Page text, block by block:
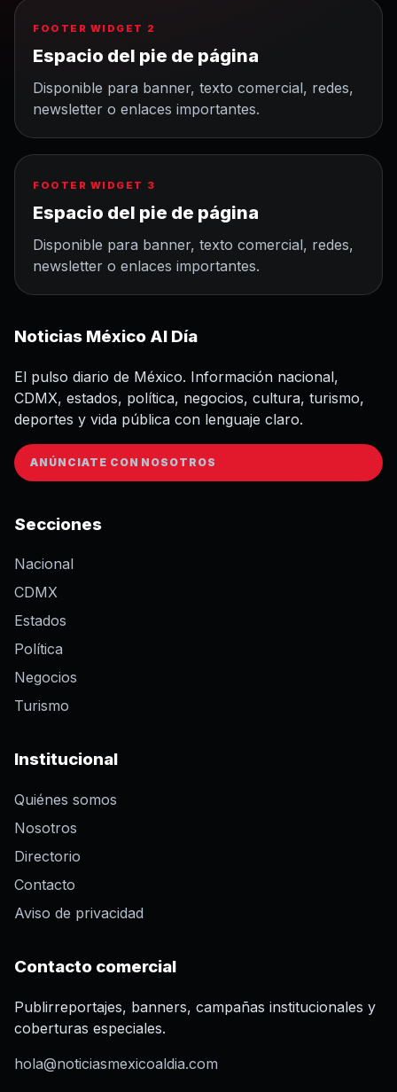
FOOTER WIDGET 2
Espacio del pie de página
Disponible para banner, texto comercial, redes,
newsletter o enlaces importantes.
FOOTER WIDGET 3
Espacio del pie de página
Disponible para banner, texto comercial, redes,
newsletter o enlaces importantes.
Noticias México Al Día
El pulso diario de México. Información nacional,
CDMX, estados, política, negocios, cultura, turismo,
deportes y vida pública con lenguaje claro.
ANÚNCIATE CON NOSOTROS
Secciones
Nacional
CDMX
Estados
Política
Negocios
Turismo
Institucional
Quiénes somos
Nosotros
Directorio
Contacto
Aviso de privacidad
Contacto comercial
Publirreportajes, banners, campañas institucionales y
coberturas especiales.
hola@noticiasmexicoaldia.com